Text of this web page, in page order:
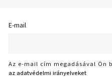
E-mail
Az e-mail cím megadásával Ön
az adatvédelmi irányelveket